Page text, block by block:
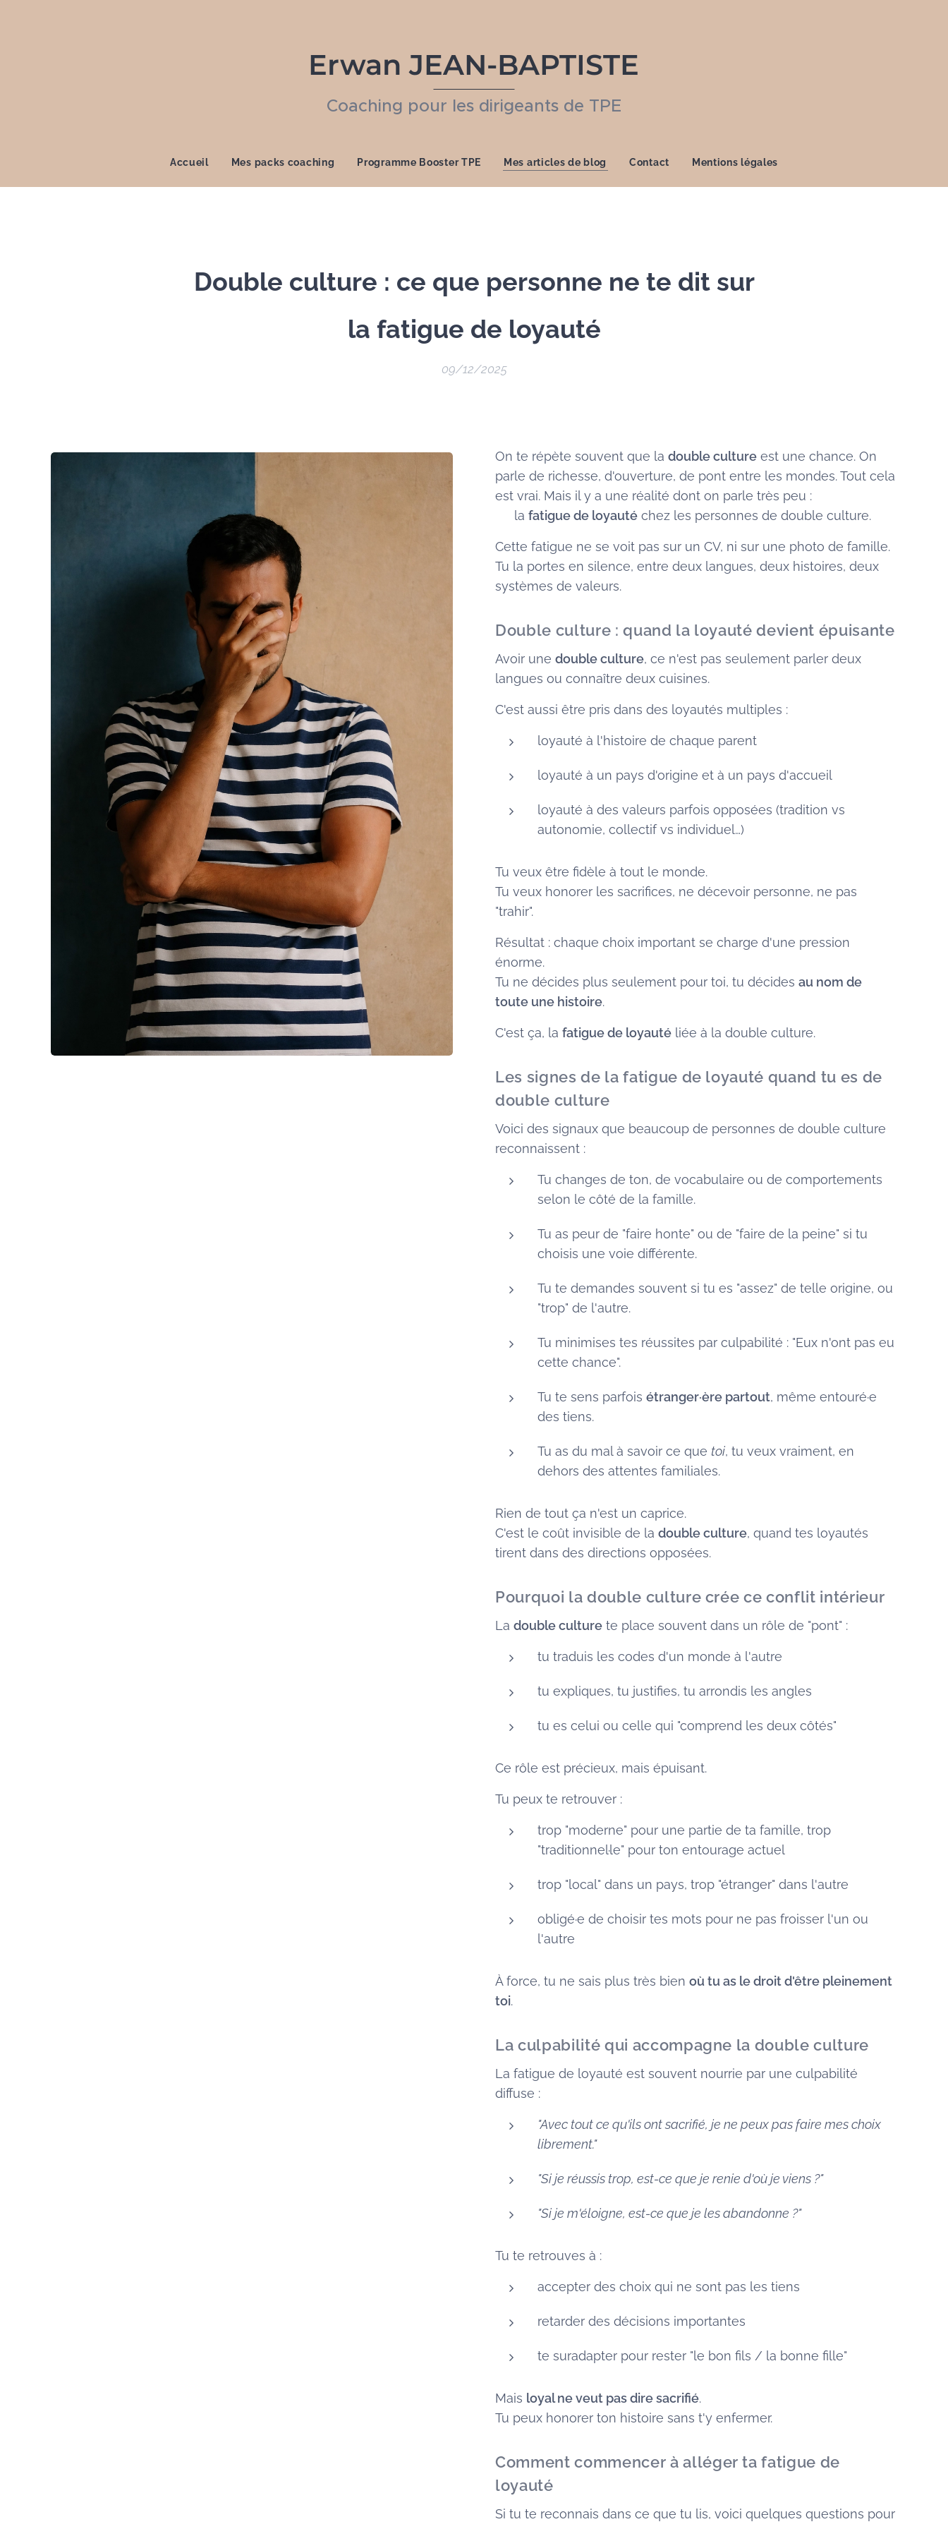
Erwan JEAN-BAPTISTE
Coaching pour les dirigeants de TPE
Accueil Mes packs coaching Programme Booster TPE Mes articles de blog Contact Mentions légales
Double culture : ce que personne ne te dit sur
la fatigue de loyauté
09/12/2025
On te répète souvent que la double culture est une chance. On
parle de richesse, d'ouverture, de pont entre les mondes. Tout cela
est vrai. Mais il y a une réalité dont on parle très peu :
👉 la fatigue de loyauté chez les personnes de double culture.
Cette fatigue ne se voit pas sur un CV, ni sur une photo de famille.
Tu la portes en silence, entre deux langues, deux histoires, deux
systèmes de valeurs.
Double culture : quand la loyauté devient épuisante
Avoir une double culture, ce n'est pas seulement parler deux
langues ou connaître deux cuisines.
C'est aussi être pris dans des loyautés multiples :
loyauté à l'histoire de chaque parent
loyauté à un pays d'origine et à un pays d'accueil
loyauté à des valeurs parfois opposées (tradition vs
autonomie, collectif vs individuel…)
Tu veux être fidèle à tout le monde.
Tu veux honorer les sacrifices, ne décevoir personne, ne pas
"trahir".
Résultat : chaque choix important se charge d'une pression
énorme.
Tu ne décides plus seulement pour toi, tu décides au nom de
toute une histoire.
C'est ça, la fatigue de loyauté liée à la double culture.
Les signes de la fatigue de loyauté quand tu es de
double culture
Voici des signaux que beaucoup de personnes de double culture
reconnaissent :
Tu changes de ton, de vocabulaire ou de comportements
selon le côté de la famille.
Tu as peur de "faire honte" ou de "faire de la peine" si tu
choisis une voie différente.
Tu te demandes souvent si tu es "assez" de telle origine, ou
"trop" de l'autre.
Tu minimises tes réussites par culpabilité : "Eux n'ont pas eu
cette chance".
Tu te sens parfois étranger·ère partout, même entouré·e
des tiens.
Tu as du mal à savoir ce que toi, tu veux vraiment, en
dehors des attentes familiales.
Rien de tout ça n'est un caprice.
C'est le coût invisible de la double culture, quand tes loyautés
tirent dans des directions opposées.
Pourquoi la double culture crée ce conflit intérieur
La double culture te place souvent dans un rôle de "pont" :
tu traduis les codes d'un monde à l'autre
tu expliques, tu justifies, tu arrondis les angles
tu es celui ou celle qui "comprend les deux côtés"
Ce rôle est précieux, mais épuisant.
Tu peux te retrouver :
trop "moderne" pour une partie de ta famille, trop
"traditionnel·le" pour ton entourage actuel
trop "local" dans un pays, trop "étranger" dans l'autre
obligé·e de choisir tes mots pour ne pas froisser l'un ou
l'autre
À force, tu ne sais plus très bien où tu as le droit d'être pleinement
toi.
La culpabilité qui accompagne la double culture
La fatigue de loyauté est souvent nourrie par une culpabilité
diffuse :
"Avec tout ce qu'ils ont sacrifié, je ne peux pas faire mes choix
librement."
"Si je réussis trop, est-ce que je renie d'où je viens ?"
"Si je m'éloigne, est-ce que je les abandonne ?"
Tu te retrouves à :
accepter des choix qui ne sont pas les tiens
retarder des décisions importantes
te suradapter pour rester "le bon fils / la bonne fille"
Mais loyal ne veut pas dire sacrifié.
Tu peux honorer ton histoire sans t'y enfermer.
Comment commencer à alléger ta fatigue de
loyauté
Si tu te reconnais dans ce que tu lis, voici quelques questions pour